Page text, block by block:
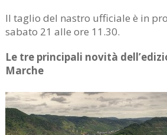
Il taglio del nastro ufficiale è in
sabato 21 alle ore 11.30.
Le tre principali novità
Marche